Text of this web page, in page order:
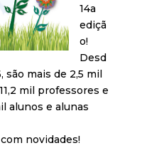
14a
ediçã
o!
Desd
mais de 2,5 mil
mil professores e
alunos e alunas
novidades!